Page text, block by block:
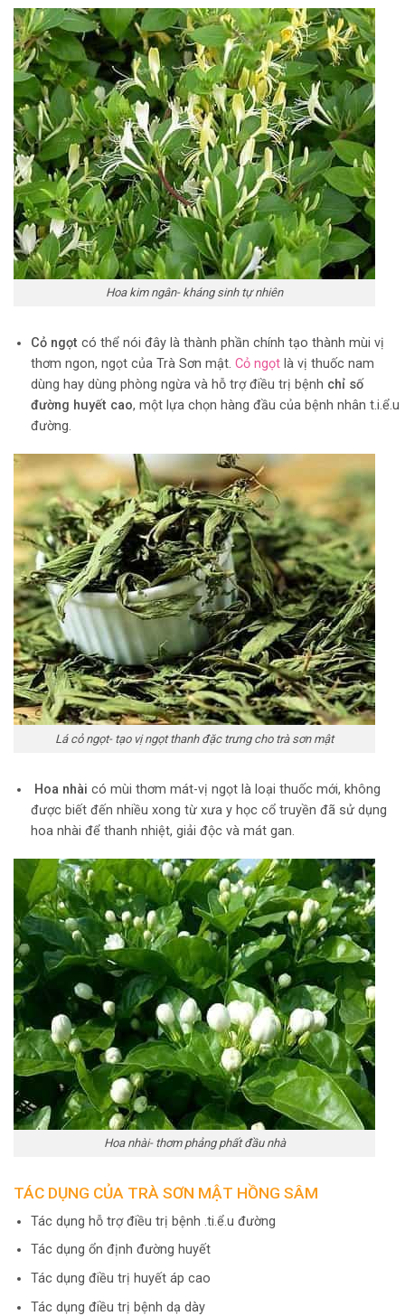
Hoa kim ngân- kháng sinh tự nhiên
Cỏ ngọt có thể nói đây là thành phần chính tạo thành mùi vị
thơm ngon, ngọt của Trà Sơn mật. Cỏ ngọtlà vị thuốc nam
dùng hay dùng phòng ngừa và hỗ trợ điều trị bệnh chỉ số
đường huyết cao, một lựa chọn hàng đầu của bệnh nhân t.i.ể.u
đường.
Lá cỏ ngọt- tạo vị ngọt thanh đặc trưng cho trà sơn mật
Hoa nhài có mùi thơm mát-vị ngọt là loại thuốc mới, không
được biết đến nhiều xong từ xưa y học cổ truyền đã sử dụng
hoa nhài để thanh nhiệt, giải độc và mát gan.
Hoa nhài- thơm phảng phất đầu nhà
TÁC DỤNG CỦA TRÀ SƠN MẬT HỒNG SÂM
Tác dụng hỗ trợ điều trị bệnh .ti.ể.u đường
Tác dụng ổn định đường huyết
Tác dụng điều trị huyết áp cao
Tác dụng điều trị bệnh dạ dày